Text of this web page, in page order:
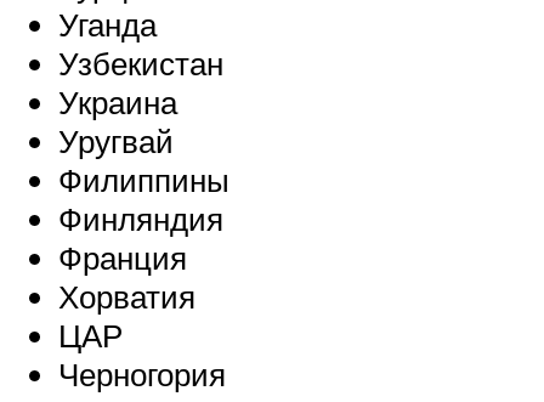
Уганда
Узбекистан
Украина
Уругвай
Филиппины
Финляндия
Франция
Хорватия
ЦАР
Черногория